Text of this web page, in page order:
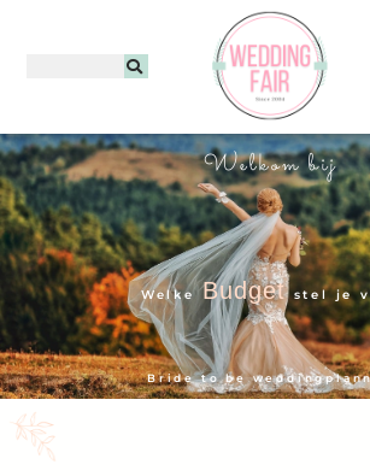
Welkom bij
WelkeBudgetstel je
Bride to be